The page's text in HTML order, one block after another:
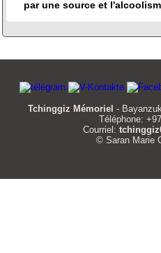
par une source et
Tchinggiz Mémoriel -
Téléphone:
Courriel:
© Saran Marie